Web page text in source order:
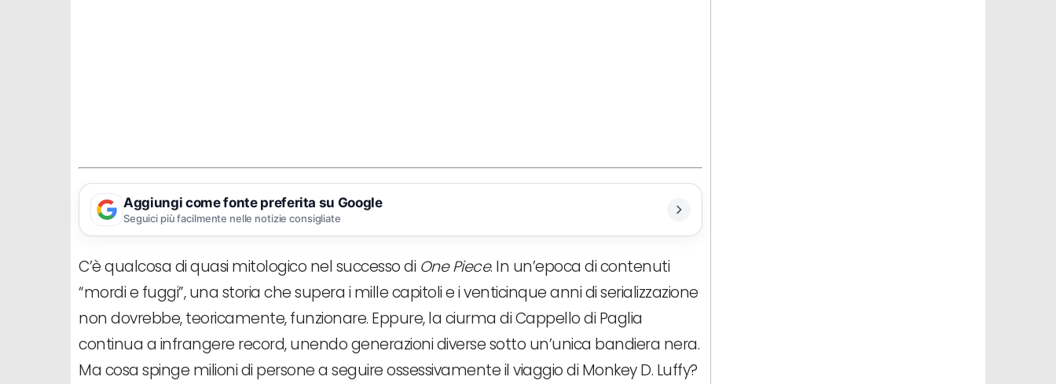
Aggiungi come fonte preferita su Google
Seguici più facilmente nelle notizie consigliate
C’è qualcosa di quasi mitologico nel successo di One Piece. In un’epoca di contenuti
“mordi e fuggi”, una storia che supera i mille capitoli e i venticinque anni di serializzazione
non dovrebbe, teoricamente, funzionare. Eppure, la ciurma di Cappello di Paglia
continua a infrangere record, unendo generazioni diverse sotto un’unica bandiera nera.
Ma cosa spinge milioni di persone a seguire ossessivamente il viaggio di Monkey D. Luffy?